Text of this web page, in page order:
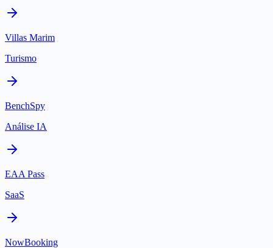
Villas Marim
Turismo
BenchSpy
Análise IA
EAA Pass
SaaS
NowBooking